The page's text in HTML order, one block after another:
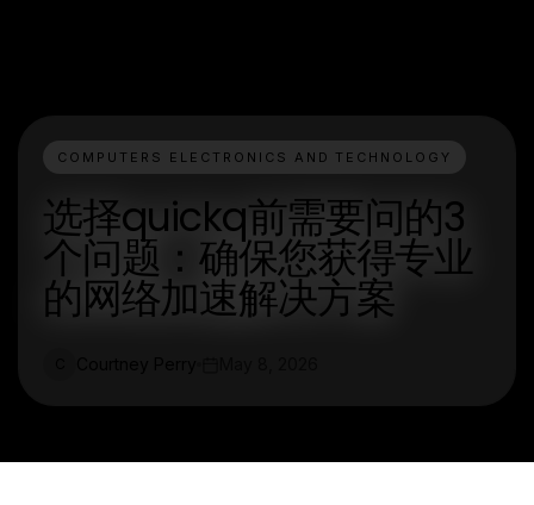
COMPUTERS ELECTRONICS AND TECHNOLOGY
选择quickq前需要问的3
个问题：确保您获得专业
的网络加速解决方案